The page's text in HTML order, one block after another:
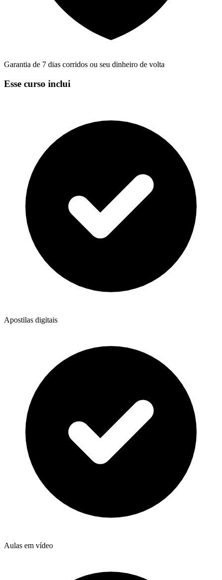
Garantia de 7 dias corridos ou seu dinheiro de volta
Esse curso inclui
Apostilas digitais
Aulas em vídeo